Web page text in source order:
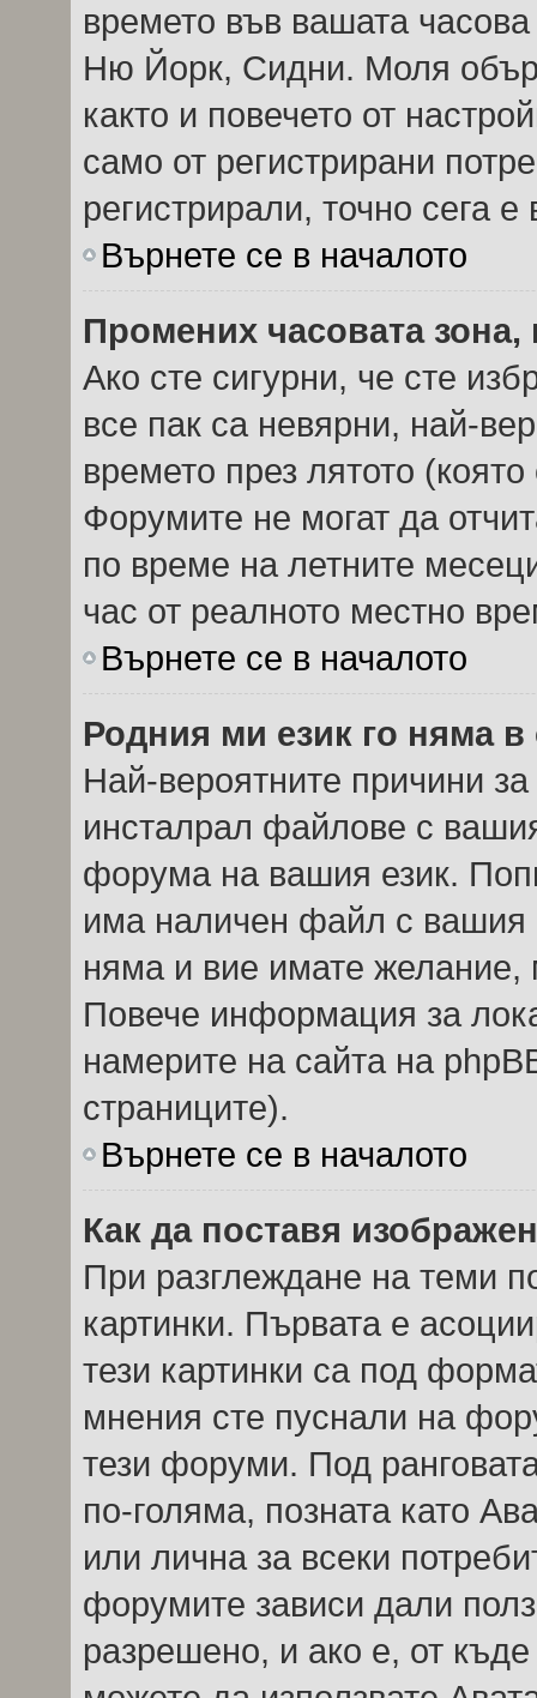
времето във вашата
Ню Йорк, Сидни. Моля
както и повечето от
само от регистрирани
регистрирали, точно сега
Върнете се в началото
Промених часовата
Ако сте сигурни, че сте
все пак са невярни, най-
времето през лятото
Форумите не могат да
по време на летните
час от реалното местно
Върнете се в началото
Родния ми език го няма
Най-вероятните причини
инсталрал файлове с
форума на вашия език.
има наличен файл с вашия
няма и вие имате желание,
Повече информация за
намерите на сайта на
страниците).
Върнете се в началото
Как да поставя
При разглеждане на теми
картинки. Първата е
тези картинки са под
мнения сте пуснали на
тези форуми. Под
по-голяма, позната като
или лична за всеки
форумите зависи дали
разрешено, и ако е, от